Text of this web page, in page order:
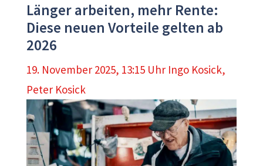
Länger arbeiten, mehr Rente:
Diese neuen Vorteile gelten ab
2026
19. November 2025, 13:15 Uhr Ingo Kosick,
Peter Kosick